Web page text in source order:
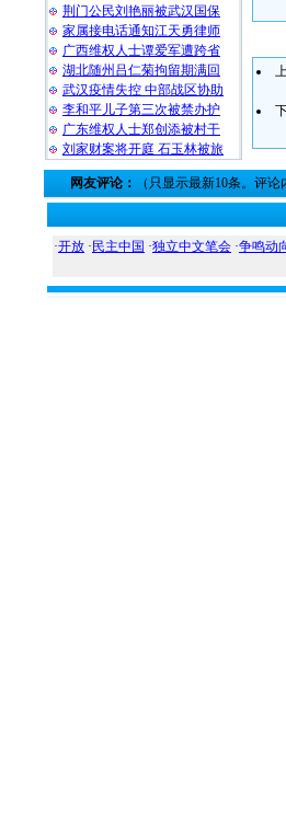
荆门公民刘艳丽被武汉国保
家属接电话通知江天勇律师
广西维权人士谭爱军遭跨省
湖北随州吕仁菊拘留期满回
武汉疫情失控 中部战区协助
李和平儿子第三次被禁办护
广东维权人士郑创添被村干
刘家财案将开庭 石玉林被旅
网友评论： （只显示最新10条。评
·开放 · 民主中国 ·独立中文笔会 ·争鸣动